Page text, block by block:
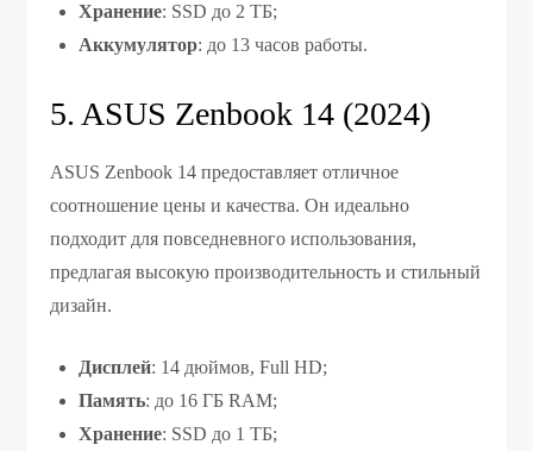
Хранение: SSD до 2 ТБ;
Аккумулятор: до 13 часов работы.
5. ASUS Zenbook 14 (2024)
ASUS Zenbook 14 предоставляет отличное
соотношение цены и качества. Он идеально
подходит для повседневного использования,
предлагая высокую производительность и стильный
дизайн.
Дисплей: 14 дюймов, Full HD;
Память: до 16 ГБ RAM;
Хранение: SSD до 1 ТБ;